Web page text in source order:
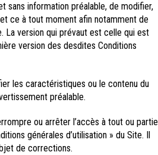
sans information préalable, de modifier,
ce à tout moment afin notamment de
La version qui prévaut est celle qui est
version des desdites Conditions
les caractéristiques ou le contenu du
préalable.
ou arrêter l’accès à tout ou partie
générales d’utilisation » du Site. Il
de corrections.